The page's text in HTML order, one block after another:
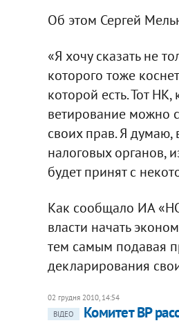
Об этом Сергей
«Я хочу сказать не
которого тоже
которой есть. Тот
ветирование можно
своих прав. Я
налоговых органов,
будет принят с
Как сообщало ИА
власти начать
тем самым подавая
декларирования
02 грудня 2010, 14:54
ВІДЕО
Комитет ВР